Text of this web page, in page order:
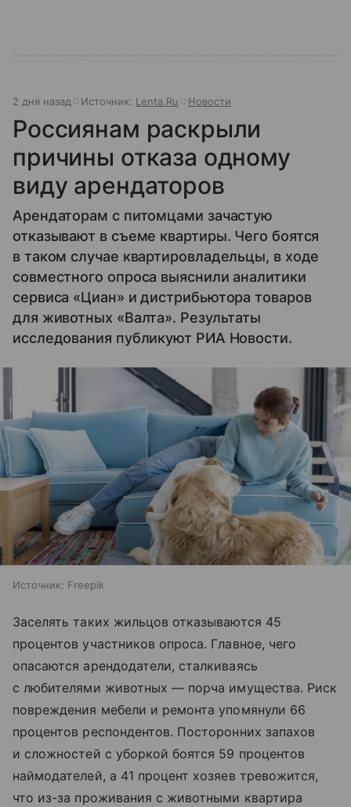
2 дня назад Источник: Lenta.Ru Новости
Россиянам раскрыли
причины отказа одному
виду арендаторов
Арендаторам с питомцами зачастую
отказывают в съеме квартиры. Чего боятся
в таком случае квартировладельцы, в ходе
совместного опроса выяснили аналитики
сервиса «Циан» и дистрибьютора товаров
для животных «Валта». Результаты
исследования публикуют РИА Новости.
Источник: Freepik
Заселять таких жильцов отказываются 45
процентов участников опроса. Главное, чего
опасаются арендодатели, сталкиваясь
с любителями животных — порча имущества. Риск
повреждения мебели и ремонта упомянули 66
процентов респондентов. Посторонних запахов
и сложностей с уборкой боятся 59 процентов
наймодателей, а 41 процент хозяев тревожится,
что из-за проживания с животными квартира